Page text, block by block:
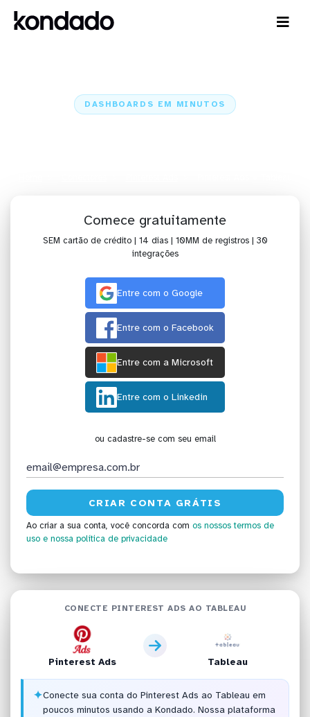
DASHBOARDS EM MINUTOS
Comece gratuitamente
SEM cartão de crédito | 14 dias | 10MM de registros | 30
integrações
Entre com o Google
Entre com o Facebook
Entre com a Microsoft
Entre com o Linkedin
ou cadastre-se com seu email
Ao criar a sua conta, você concorda com os nossos termos de
uso e nossa política de privacidade
CONECTE PINTEREST ADS AO TABLEAU
Pinterest Ads Tableau
✦Conecte sua conta do Pinterest Ads ao Tableau em
poucos minutos usando a Kondado. Nossa plataforma